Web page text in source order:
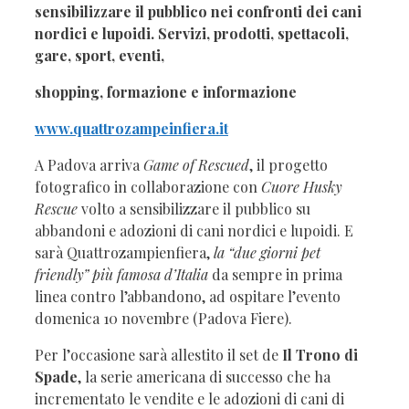
sensibilizzare il pubblico nei confronti dei cani
nordici e lupoidi. Servizi, prodotti, spettacoli,
gare, sport, eventi,
shopping, formazione e informazione
www.quattrozampeinfiera.it
A Padova arriva Game of Rescued, il progetto
fotografico in collaborazione con Cuore Husky
Rescuevolto a sensibilizzare il pubblico su
abbandoni e adozioni di cani nordici e lupoidi. E
sarà Quattrozampienfiera,la “due giorni pet
friendly” più famosa d’Italia da sempre in prima
linea contro l’abbandono, ad ospitare l’evento
domenica 10 novembre (Padova Fiere).
Per l’occasione sarà allestito il set de Il Trono di
Spade, la serie americana di successo che ha
incrementato le vendite e le adozioni di cani di